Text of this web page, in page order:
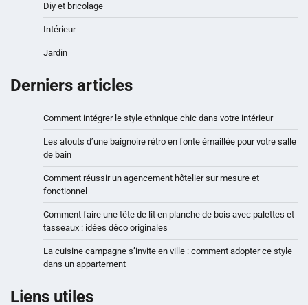
Diy et bricolage
Intérieur
Jardin
Derniers articles
Comment intégrer le style ethnique chic dans votre intérieur
Les atouts d’une baignoire rétro en fonte émaillée pour votre salle
de bain
Comment réussir un agencement hôtelier sur mesure et
fonctionnel
Comment faire une tête de lit en planche de bois avec palettes et
tasseaux : idées déco originales
La cuisine campagne s’invite en ville : comment adopter ce style
dans un appartement
Liens utiles